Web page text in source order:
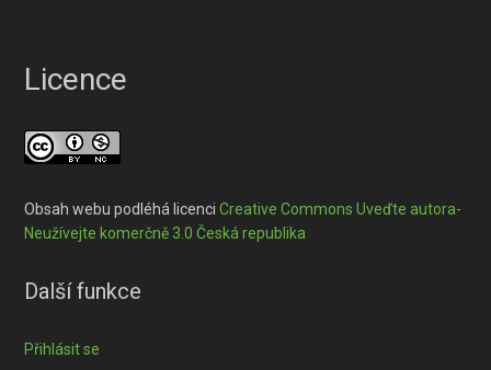
Licence
Obsah webu podléhá licenciCreative Commons Uveďte autora-
Neužívejte komerčně 3.0 Česká republika
Další funkce
Přihlásit se